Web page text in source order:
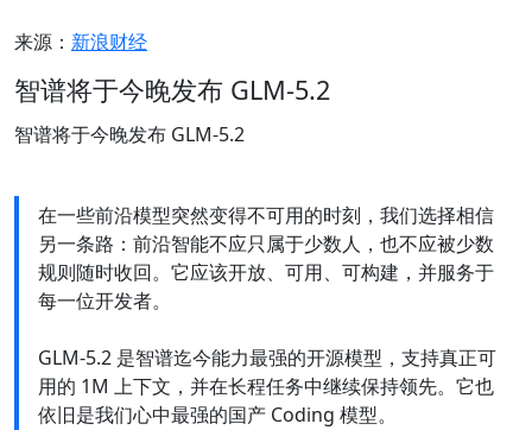
来源： 新浪财经
智谱将于今晚发布 GLM-5.2
智谱将于今晚发布 GLM-5.2
在一些前沿模型突然变得不可用的时刻，我们选择相信
另一条路：前沿智能不应只属于少数人，也不应被少数
规则随时收回。它应该开放、可用、可构建，并服务于
每一位开发者。
GLM-5.2 是智谱迄今能力最强的开源模型，支持真正可
用的 1M 上下文，并在长程任务中继续保持领先。它也
依旧是我们心中最强的国产 Coding 模型。